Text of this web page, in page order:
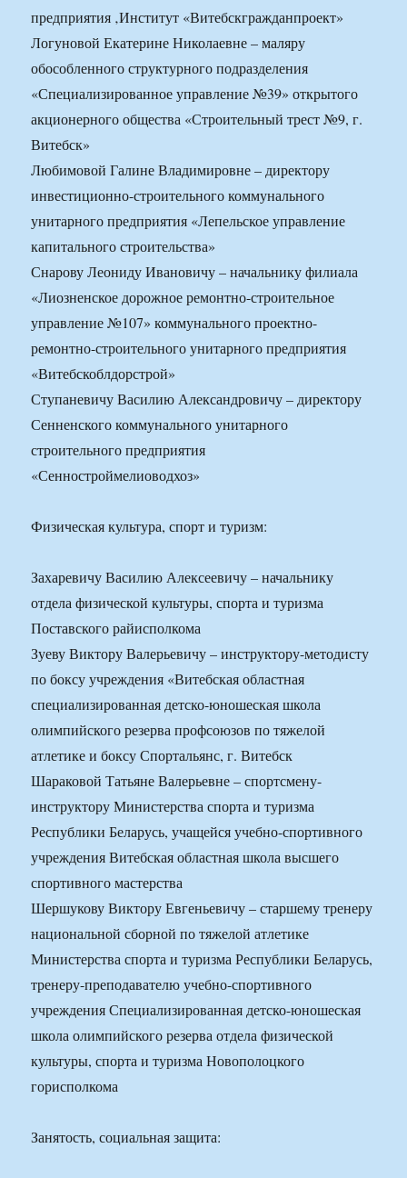
предприятия ‚Институт «Витебскгражданпроект»
Логуновой Екатерине Николаевне – маляру
обособленного структурного подразделения
«Специализированное управление №39» открытого
акционерного общества «Строительный трест №9, г.
Витебск»
Любимовой Галине Владимировне – директору
инвестиционно-строительного коммунального
унитарного предприятия «Лепельское управление
капитального строительства»
Снарову Леониду Ивановичу – начальнику филиала
«Лиозненское дорожное ремонтно-строительное
управление №107» коммунального проектно-
ремонтно-строительного унитарного предприятия
«Витебскоблдорстрой»
Ступаневичу Василию Александровичу – директору
Сенненского коммунального унитарного
строительного предприятия
«Сенностроймелиоводхоз»
Физическая культура, спорт и туризм:
Захаревичу Василию Алексеевичу – начальнику
отдела физической культуры, спорта и туризма
Поставского райисполкома
Зуеву Виктору Валерьевичу – инструктору-методисту
по боксу учреждения «Витебская областная
специализированная детско-юношеская школа
олимпийского резерва профсоюзов по тяжелой
атлетике и боксу Спортальянс, г. Витебск
Шараковой Татьяне Валерьевне – спортсмену-
инструктору Министерства спорта и туризма
Республики Беларусь, учащейся учебно-спортивного
учреждения Витебская областная школа высшего
спортивного мастерства
Шершукову Виктору Евгеньевичу – старшему тренеру
национальной сборной по тяжелой атлетике
Министерства спорта и туризма Республики Беларусь,
тренеру-преподавателю учебно-спортивного
учреждения Специализированная детско-юношеская
школа олимпийского резерва отдела физической
культуры, спорта и туризма Новополоцкого
горисполкома
Занятость, социальная защита: